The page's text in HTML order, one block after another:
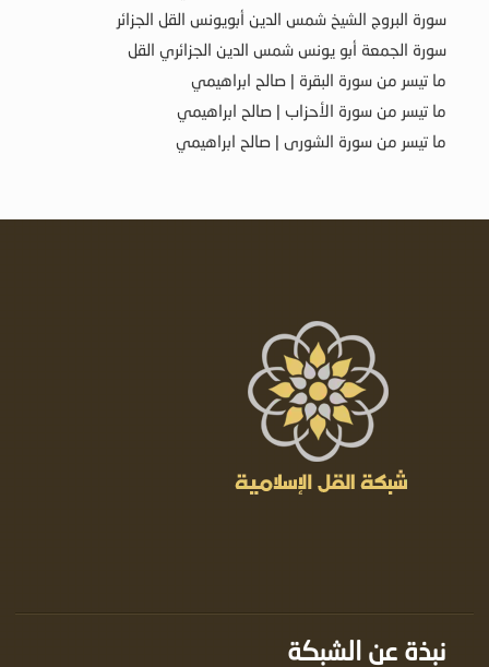
سورة البروج الشيخ شمس الدين أبويونس القل الجزائر
سورة الجمعة أبو يونس شمس الدين الجزائري القل
ما تيسر من سورة البقرة | صالح ابراهيمي
ما تيسر من سورة الأحزاب | صالح ابراهيمي
ما تيسر من سورة الشورى | صالح ابراهيمي
نبذة عن الشبكة